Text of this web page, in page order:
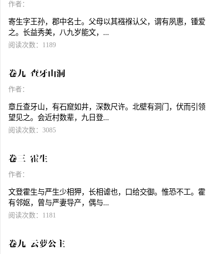
作者：
寄生字王孙，郡中名士。父母以其襁褓认父，谓有夙惠，锺爱
之。长益秀美，八九岁能文，...
阅读次数：1189
卷九 查牙山洞
作者：
章丘查牙山，有石窟如井，深数尺许。北壁有洞门，伏而引领
望见之。会近村数辈，九日登...
阅读次数：3085
卷三 霍生
作者：
文登霍生与严生少相狎，长相谑也，口给交御。惟恐不工。霍
有邻妪，曾与严妻导产，偶与...
阅读次数：1181
卷九 云萝公主